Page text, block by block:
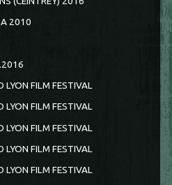
2010
LYON FILM FESTIVAL
LYON FILM FESTIVAL
LYON FILM FESTIVAL
LYON FILM FESTIVAL
LYON FILM FESTIVAL